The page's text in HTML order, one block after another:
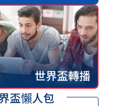
世界盃轉播
盃懶人包